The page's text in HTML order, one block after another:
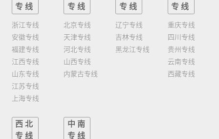
专线
浙江专线
安徽专线
福建专线
江西专线
山东专线
江苏专线
上海专线
专线
北京专线
天津专线
河北专线
山西专线
内蒙古专线
专线
辽宁专线
吉林专线
黑龙江专线
专线
重庆专线
四川专线
贵州专线
云南专线
西藏专线
西北
专线
中南
专线